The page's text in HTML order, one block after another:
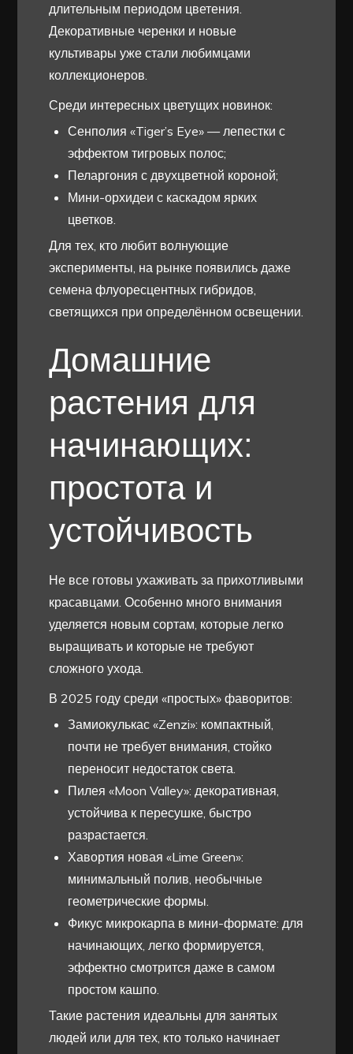
длительным периодом цветения.
Декоративные черенки и новые
культивары уже стали любимцами
коллекционеров.
Среди интересных цветущих новинок:
Сенполия «Tiger’s Eye» — лепестки с
эффектом тигровых полос;
Пеларгония с двухцветной короной;
Мини-орхидеи с каскадом ярких
цветков.
Для тех, кто любит волнующие
эксперименты, на рынке появились даже
семена флуоресцентных гибридов,
светящихся при определённом освещении.
Домашние
растения для
начинающих:
простота и
устойчивость
Не все готовы ухаживать за прихотливыми
красавцами. Особенно много внимания
уделяется новым сортам, которые легко
выращивать и которые не требуют
сложного ухода.
В 2025 году среди «простых» фаворитов:
Замиокулькас «Zenzi»: компактный,
почти не требует внимания, стойко
переносит недостаток света.
Пилея «Moon Valley»: декоративная,
устойчива к пересушке, быстро
разрастается.
Хавортия новая «Lime Green»:
минимальный полив, необычные
геометрические формы.
Фикус микрокарпа в мини-формате: для
начинающих, легко формируется,
эффектно смотрится даже в самом
простом кашпо.
Такие растения идеальны для занятых
людей или для тех, кто только начинает